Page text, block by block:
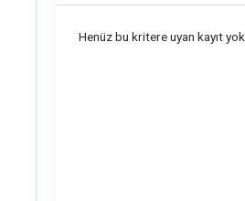
Henüz bu kritere uyan kayıt yok.